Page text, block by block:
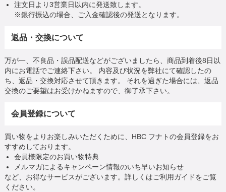
注文日より3営業日以内に発送致します。
※銀行振込の場合、ご入金確認後の発送となります。
返品・交換について
万が一、不良品・誤品配送などがございましたら、商品到着後8日以
内にお電話でご連絡下さい。 内容及び状況を弊社にて確認したの
ち、返品・交換対応させて頂きます。 それを過ぎた場合には、返品
交換のご要望はお受けかねますので、御了承下さい。
会員登録について
買い物をよりお楽しみいただくために、HBC フナトの会員登録をお
すすめしております。
会員様限定のお買い物特典
メルマガによるキャンペーン情報のいち早いお知らせ
など、お得なサービスがございます。詳しくはご利用ガイドをご覧
ください。